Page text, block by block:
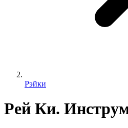
Рэйки
Рей Ки.